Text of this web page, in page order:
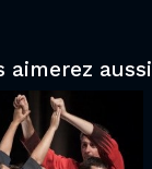
aimerez aussi
Ligue
Marcq-en-
Barœul